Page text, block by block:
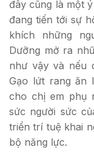
đây cũng là một
đang tiến tới sự
khích những
Dưỡng mở ra
như vậy và nếu
Gạo lứt rang ăn
cho chị em phụ
sức người sức
triển trí tuệ khai
bộ năng lực.